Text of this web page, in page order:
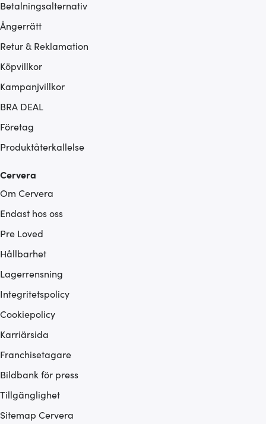
Betalningsalternativ
Ångerrätt
Retur & Reklamation
Köpvillkor
Kampanjvillkor
BRA DEAL
Företag
Produktåterkallelse
Cervera
Om Cervera
Endast hos oss
Pre Loved
Hållbarhet
Lagerrensning
Integritetspolicy
Cookiepolicy
Karriärsida
Franchisetagare
Bildbank för press
Tillgänglighet
Sitemap Cervera